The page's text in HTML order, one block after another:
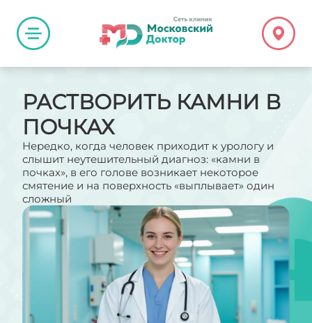
РАСТВОРИТЬ КАМНИ В
ПОЧКАХ
Нередко, когда человек приходит к урологу и
слышит неутешительный диагноз: «камни в
почках», в его голове возникает некоторое
смятение и на поверхность «выплывает» один
сложный